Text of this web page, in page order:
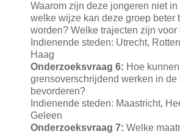
Waarom zijn deze jongeren niet
welke wijze kan deze groep beter
worden? Welke trajecten zijn voor
Indienende steden: Utrecht,
Haag
Onderzoeksvraag 6: Hoe
grensoverschrijdend werken in de
bevorderen?
Indienende steden: Maastricht,
Geleen
Onderzoeksvraag 7: Welke